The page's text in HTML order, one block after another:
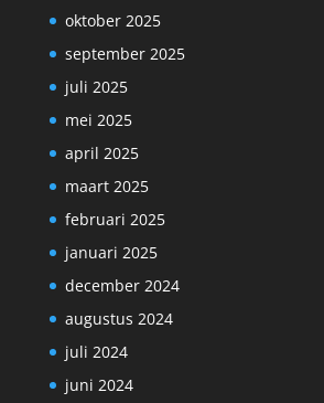
oktober 2025
september 2025
juli 2025
mei 2025
april 2025
maart 2025
februari 2025
januari 2025
december 2024
augustus 2024
juli 2024
juni 2024